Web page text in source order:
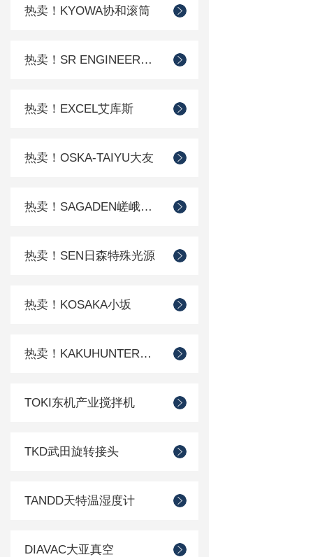
热卖！KYOWA协和滚筒
热卖！SR ENGINEER工程
热卖！EXCEL艾库斯
热卖！OSKA-TAIYU大友
热卖！SAGADEN嵯峨电机
热卖！SEN日森特殊光源
热卖！KOSAKA小坂
热卖！KAKUHUNTER写真化学
TOKI东机产业搅拌机
TKD武田旋转接头
TANDD天特温湿度计
DIAVAC大亚真空